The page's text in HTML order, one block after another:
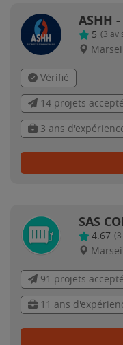
ASHH -
5 (3
Vérifié
14 projets
3 ans
SAS
4.67 (3
91 projets
11 ans